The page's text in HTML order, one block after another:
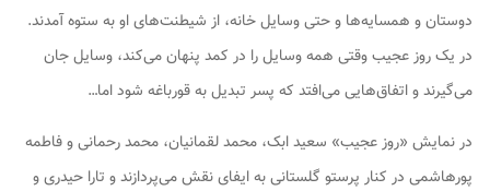
دوستان و همسایه‌ها و حتی وسایل خانه، از شیطنت‌های او به ستوه آمدند.
در یک روز عجیب وقتی همه وسایل را در کمد پنهان می‌کند، وسایل جان
می‌گیرند و اتفاق‌هایی می‌افتد که پسر تبدیل به قورباغه شود اما…
در نمایش «روز عجیب» سعید ابک، محمد لقمانیان، محمد رحمانی و فاطمه
پورهاشمی در کنار پرستو گلستانی به ایفای نقش می‌پردازند و تارا حیدری و